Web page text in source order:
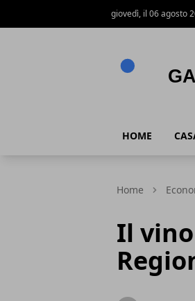
giovedì, il 06 agosto
HOME
Home
Il